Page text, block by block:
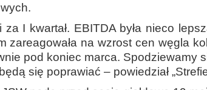
I kwartał. EBITDA była nieco
zareagowała na wzrost cen węgla
pod koniec marca. Spodziewamy
się poprawiać – powiedział